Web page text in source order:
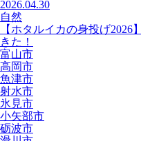
2026.04.30
自然
【ホタルイカの身投げ
きた！
富山市
高岡市
魚津市
射水市
氷見市
小矢部市
砺波市